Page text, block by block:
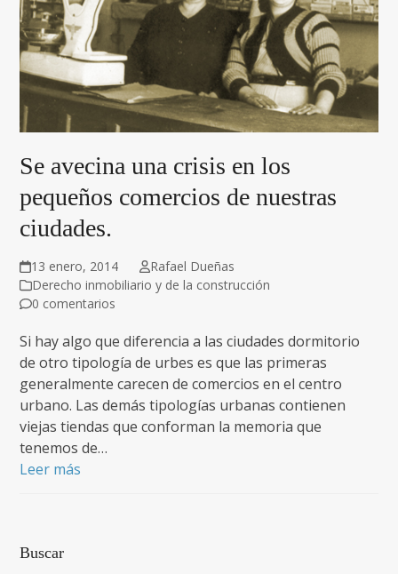
Se avecina una crisis en los
pequeños comercios de nuestras
ciudades.
13 enero, 2014
Rafael Dueñas
Derecho inmobiliario y de la construcción
0 comentarios
Si hay algo que diferencia a las ciudades dormitorio
de otro tipología de urbes es que las primeras
generalmente carecen de comercios en el centro
urbano. Las demás tipologías urbanas contienen
viejas tiendas que conforman la memoria que
tenemos de…
Leer más
Buscar